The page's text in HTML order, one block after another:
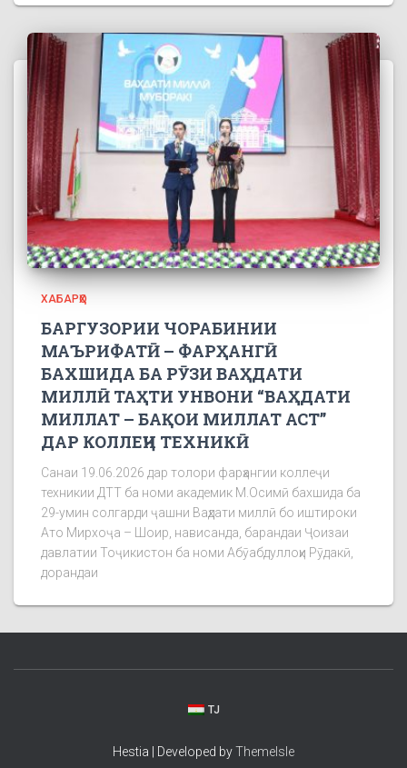
ХАБАРҲО
БАРГУЗОРИИ ЧОРАБИНИИ
МАЪРИФАТӢ – ФАРҲАНГӢ
БАХШИДА БА РӮЗИ ВАҲДАТИ
МИЛЛӢ ТАҲТИ УНВОНИ “ВАҲДАТИ
МИЛЛАТ – БАҚОИ МИЛЛАТ АСТ”
ДАР КОЛЛЕҶИ ТЕХНИКӢ
Санаи 19.06.2026 дар толори фарҳангии коллеҷи
техникии ДТТ ба номи академик М.Осимӣ бахшида ба
29-умин солгарди ҷашни Ваҳдати миллӣ бо иштироки
Ато Мирхоҷа – Шоир, нависанда, барандаи Ҷоизаи
давлатии Тоҷикистон ба номи Абӯабдуллоҳи Рӯдакӣ,
дорандаи
TJ
Hestia | Developed byThemeIsle